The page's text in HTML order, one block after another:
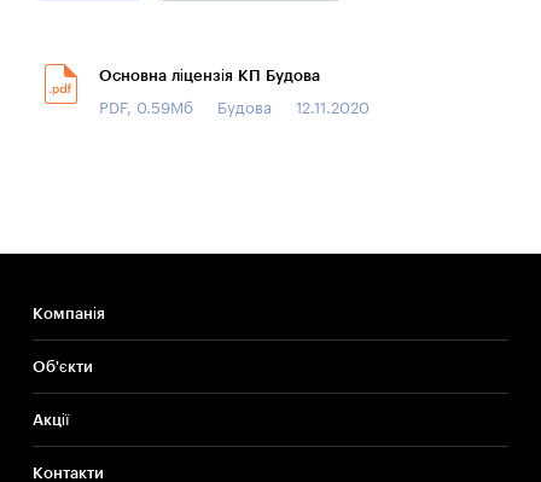
Основна ліцензія КП Будова
PDF, 0.59Мб Будова 12.11.2020
Компанія
Об'єкти
Акції
Контакти